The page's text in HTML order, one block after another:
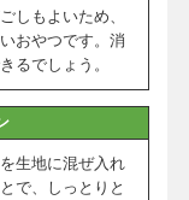
しもよいため、
おやつです。消
るでしょう。
生地に混ぜ入れ
で、しっとりと